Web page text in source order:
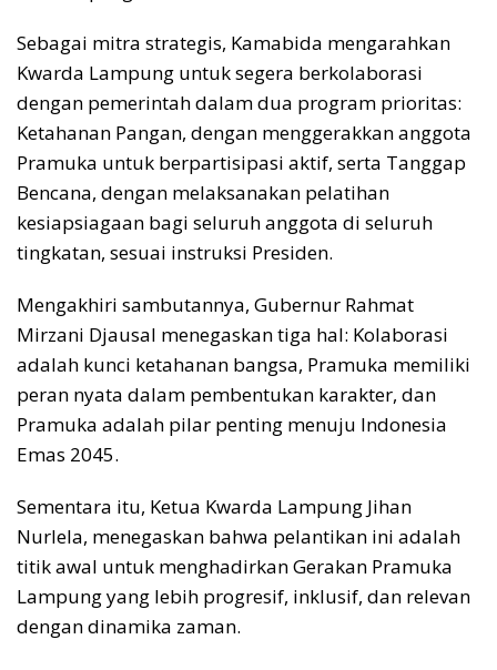
​Sebagai mitra strategis, Kamabida mengarahkan
Kwarda Lampung untuk segera berkolaborasi
dengan pemerintah dalam dua program prioritas:
Ketahanan Pangan, dengan menggerakkan anggota
Pramuka untuk berpartisipasi aktif, serta Tanggap
Bencana, dengan melaksanakan pelatihan
kesiapsiagaan bagi seluruh anggota di seluruh
tingkatan, sesuai instruksi Presiden.
Mengakhiri sambutannya, Gubernur Rahmat
Mirzani Djausal menegaskan tiga hal: Kolaborasi
adalah kunci ketahanan bangsa, Pramuka memiliki
peran nyata dalam pembentukan karakter, dan
Pramuka adalah pilar penting menuju Indonesia
Emas 2045.
Sementara itu, ​Ketua Kwarda Lampung Jihan
Nurlela, menegaskan bahwa pelantikan ini adalah
titik awal untuk menghadirkan Gerakan Pramuka
Lampung yang lebih progresif, inklusif, dan relevan
dengan dinamika zaman.